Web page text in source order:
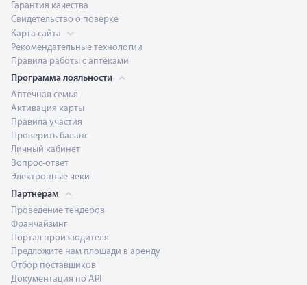
Гарантия качества
Свидетельство о поверке
Карта сайта
Рекомендательные технологии
Правила работы с аптеками
Программа лояльности
Аптечная семья
Активация карты
Правила участия
Проверить баланс
Личный кабинет
Вопрос-ответ
Электронные чеки
Партнерам
Проведение тендеров
Франчайзинг
Портал производителя
Предложите нам площади в аренду
Отбор поставщиков
Документация по API